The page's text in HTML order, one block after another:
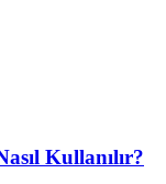
Kullanılır?